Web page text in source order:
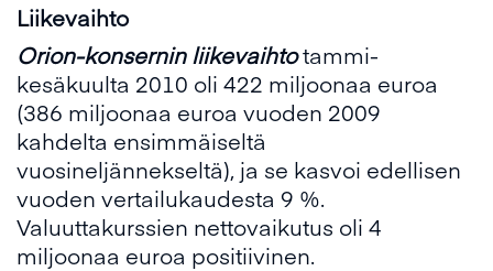
Liikevaihto
Orion-konsernin liikevaihtotammi-
kesäkuulta 2010 oli 422 miljoonaa euroa
(386 miljoonaa euroa vuoden 2009
kahdelta ensimmäiseltä
vuosineljännekseltä), ja se kasvoi edellisen
vuoden vertailukaudesta 9 %.
Valuuttakurssien nettovaikutus oli 4
miljoonaa euroa positiivinen.